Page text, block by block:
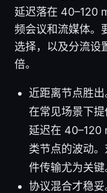
延迟落在 40–120
频会议和流媒体。
选择，以及分流设
倍。
近距离节点胜
在常见场景下
延迟在 40–120
类节点的波动
件传输尤为关键
协议混合才稳妥